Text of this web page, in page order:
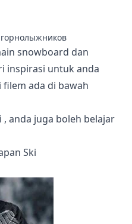
snowboard dan
inspirasi untuk anda
ada di bawah
, anda juga boleh belajar
Ski